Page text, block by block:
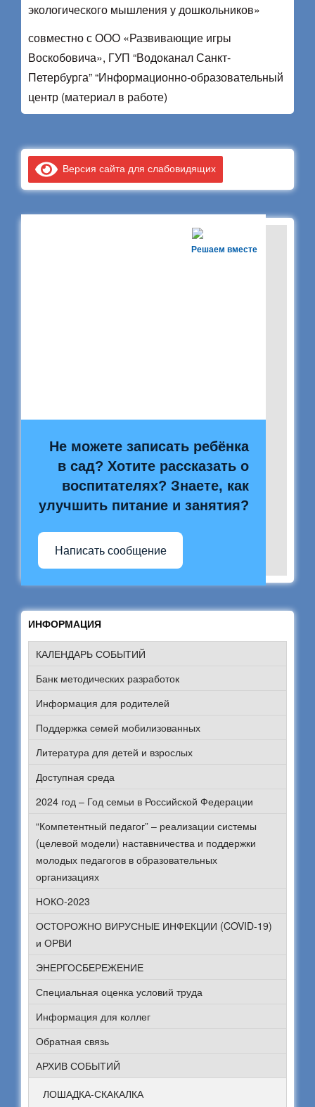
экологического мышления у дошкольников»
совместно с ООО «Развивающие игры
Воскобовича», ГУП “Водоканал Санкт-
Петербурга” “Информационно-образовательный
центр (материал в работе)
Версия сайта для слабовидящих
Решаем вместе
Не можете записать ребёнка
в сад? Хотите рассказать о
воспитателях? Знаете, как
улучшить питание и занятия?
Написать сообщение
ИНФОРМАЦИЯ
КАЛЕНДАРЬ СОБЫТИЙ
Банк методических разработок
Информация для родителей
Поддержка семей мобилизованных
Литература для детей и взрослых
Доступная среда
2024 год – Год семьи в Российской Федерации
“Компетентный педагог” – реализации системы
(целевой модели) наставничества и поддержки
молодых педагогов в образовательных
организациях
НОКО-2023
ОСТОРОЖНО ВИРУСНЫЕ ИНФЕКЦИИ (COVID-19)
и ОРВИ
ЭНЕРГОСБЕРЕЖЕНИЕ
Специальная оценка условий труда
Информация для коллег
Обратная связь
АРХИВ СОБЫТИЙ
ЛОШАДКА-СКАКАЛКА